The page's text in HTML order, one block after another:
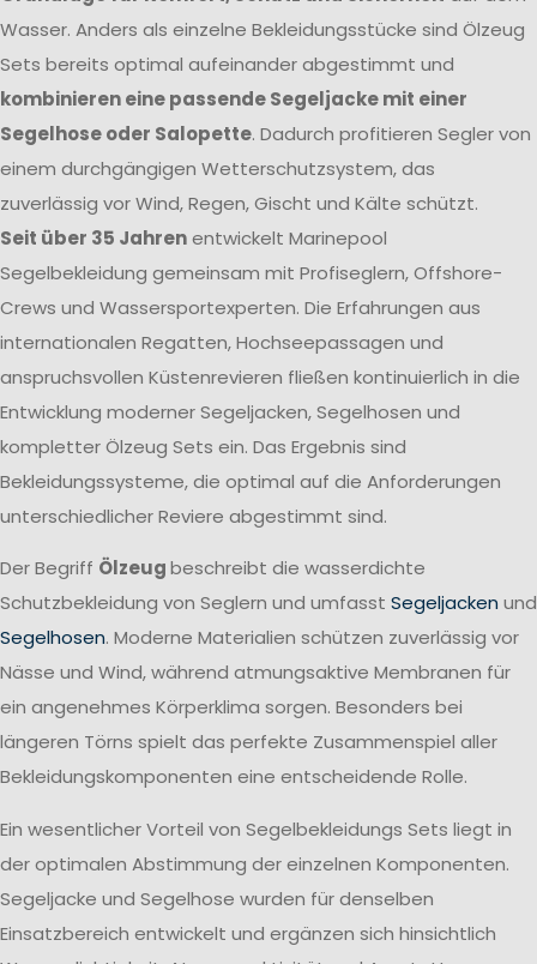
Wasser. Anders als einzelne Bekleidungsstücke sind Ölzeug
Sets bereits optimal aufeinander abgestimmt und
kombinieren eine passende Segeljacke mit einer
Segelhose oder Salopette. Dadurch profitieren Segler von
einem durchgängigen Wetterschutzsystem, das
zuverlässig vor Wind, Regen, Gischt und Kälte schützt.
Seit über 35 Jahrenentwickelt Marinepool
Segelbekleidung gemeinsam mit Profiseglern, Offshore-
Crews und Wassersportexperten. Die Erfahrungen aus
internationalen Regatten, Hochseepassagen und
anspruchsvollen Küstenrevieren fließen kontinuierlich in die
Entwicklung moderner Segeljacken, Segelhosen und
kompletter Ölzeug Sets ein. Das Ergebnis sind
Bekleidungssysteme, die optimal auf die Anforderungen
unterschiedlicher Reviere abgestimmt sind.
Der Begriff Ölzeugbeschreibt die wasserdichte
Schutzbekleidung von Seglern und umfasst Segeljacken und
Segelhosen. Moderne Materialien schützen zuverlässig vor
Nässe und Wind, während atmungsaktive Membranen für
ein angenehmes Körperklima sorgen. Besonders bei
längeren Törns spielt das perfekte Zusammenspiel aller
Bekleidungskomponenten eine entscheidende Rolle.
Ein wesentlicher Vorteil von Segelbekleidungs Sets liegt in
der optimalen Abstimmung der einzelnen Komponenten.
Segeljacke und Segelhose wurden für denselben
Einsatzbereich entwickelt und ergänzen sich hinsichtlich